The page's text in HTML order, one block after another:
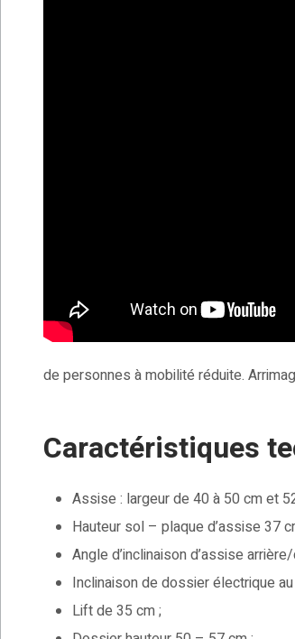
de personnes à mobilité réduite.
Caractéristiques
Assise : largeur de 40 à 50 cm et
Hauteur sol – plaque d’assise 37
Angle d’inclinaison d’assise
Inclinaison de dossier électrique au
Lift de 35 cm ;